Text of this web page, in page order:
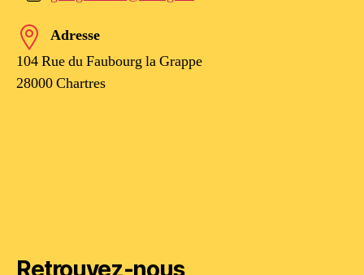
Adresse
104 Rue du Faubourg la Grappe
28000 Chartres
Retrouvez-nous